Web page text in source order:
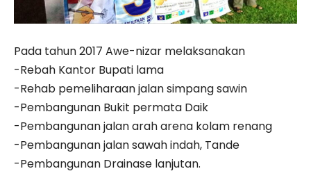
Pada tahun 2017 Awe-nizar melaksanakan
-Rebah Kantor Bupati lama
-Rehab pemeliharaan jalan simpang sawin
-Pembangunan Bukit permata Daik
-Pembangunan jalan arah arena kolam renang
-Pembangunan jalan sawah indah, Tande
-Pembangunan Drainase lanjutan.